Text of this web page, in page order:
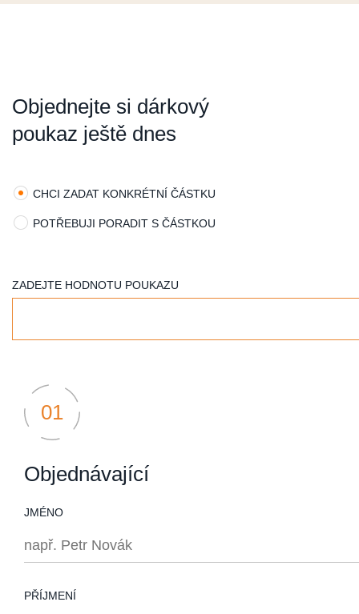
Objednejte si dárkový
poukaz ještě dnes
CHCI ZADAT KONKRÉTNÍ ČÁSTKU
POTŘEBUJI PORADIT S ČÁSTKOU
ZADEJTE HODNOTU POUKAZU
Objednávající
JMÉNO
PŘÍJMENÍ